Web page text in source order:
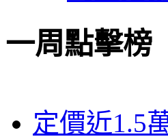
一周點擊榜
定價近1.5